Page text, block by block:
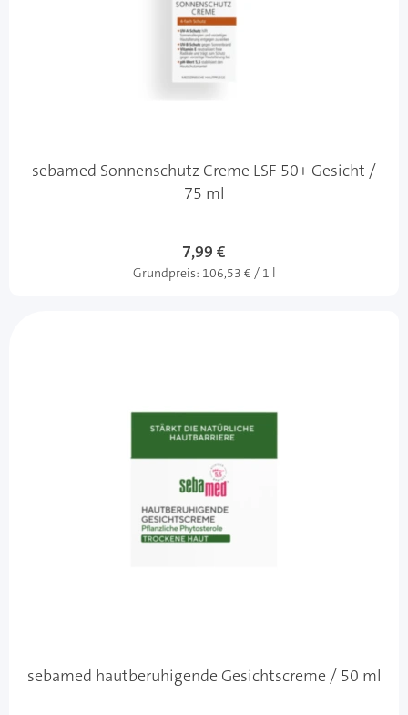
sebamed Sonnenschutz Creme LSF 50+ Gesicht /
75 ml
7,99 €
Grundpreis: 106,53 € / 1 l
sebamed hautberuhigende Gesichtscreme / 50 ml